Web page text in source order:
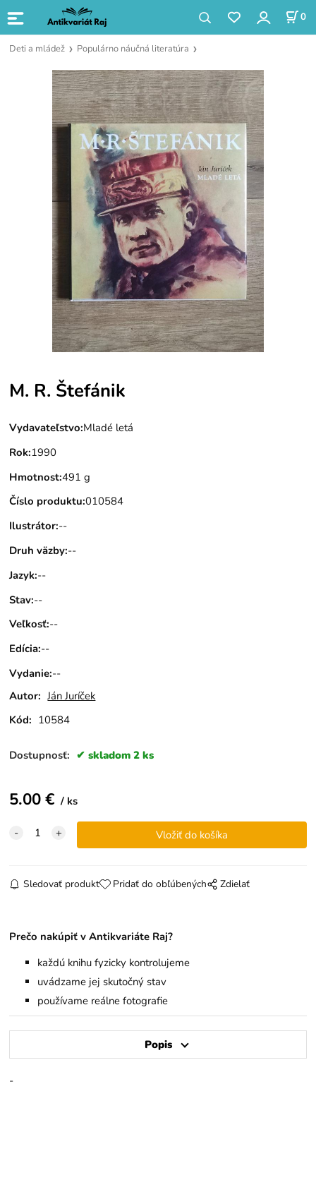
0
Deti a mládež Populárno náučná literatúra
M. R. Štefánik
Vydavateľstvo:Mladé letá
Rok:1990
Hmotnost:491 g
Číslo produktu:010584
Ilustrátor:--
Druh väzby:--
Jazyk:--
Stav:--
Veľkosť:--
Edícia:--
Vydanie:--
Autor: Ján Juríček
Kód: 10584
Dostupnosť: skladom 2 ks
5.00€ ks
Sledovať produkt Pridať do obľúbených Zdielať
Prečo nakúpiť v Antikvariáte Raj?
každú knihu fyzicky kontrolujeme
uvádzame jej skutočný stav
používame reálne fotografie
Popis
-